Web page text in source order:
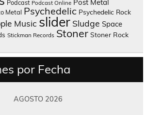
Podcast Podcast Online Post Metal
Metal Psychedelic Psychedelic Rock
Music slider Sludge Space
Stickman Records Stoner Stoner Rock
por Fecha
AGOSTO 2026